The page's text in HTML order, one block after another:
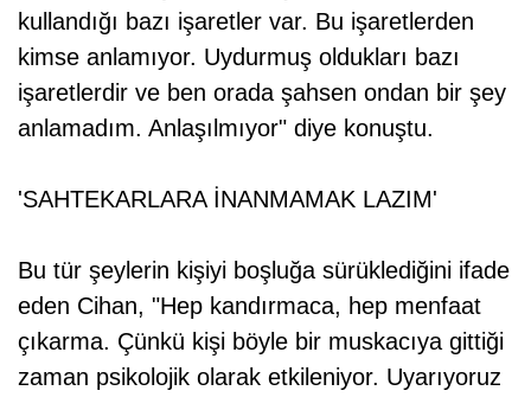
kullandığı bazı işaretler var. Bu işaretlerden
kimse anlamıyor. Uydurmuş oldukları bazı
işaretlerdir ve ben orada şahsen ondan bir şey
anlamadım. Anlaşılmıyor" diye konuştu.
'SAHTEKARLARA İNANMAMAK LAZIM'
Bu tür şeylerin kişiyi boşluğa sürüklediğini ifade
eden Cihan, "Hep kandırmaca, hep menfaat
çıkarma. Çünkü kişi böyle bir muskacıya gittiği
zaman psikolojik olarak etkileniyor. Uyarıyoruz